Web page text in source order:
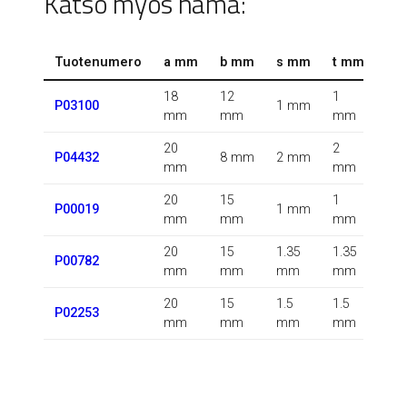
Tuotenumero a mm b mm s mm t mm
P03100
18
mm
12
mm
1 mm
1
mm
P04432
20
mm
8 mm 2 mm
2
mm
P00019
20
mm
15
mm
1 mm
1
mm
P00782
20
mm
15
mm
1.35
mm
1.35
mm
P02253
20
mm
15
mm
1.5
mm
1.5
mm